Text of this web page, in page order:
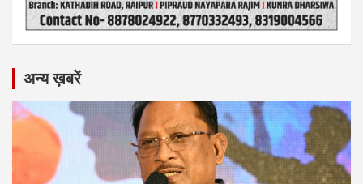
अन्य ख़बरें